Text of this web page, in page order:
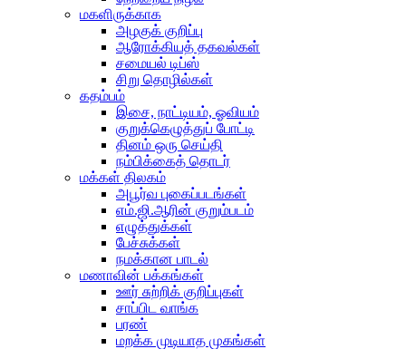
மகளிருக்காக
அழகுக் குறிப்பு
ஆரோக்கியத் தகவல்கள்
சமையல் டிப்ஸ்
சிறு தொழில்கள்
கதம்பம்
இசை, நாட்டியம், ஓவியம்
குறுக்கெழுத்துப் போட்டி
தினம் ஒரு செய்தி
நம்பிக்கைத் தொடர்
மக்கள் திலகம்
அபூர்வ புகைப்படங்கள்
எம்.ஜி.ஆரின் குறும்படம்
எழுத்துக்கள்
பேச்சுக்கள்
நமக்கான பாடல்
மணாவின் பக்கங்கள்
ஊர் சுற்றிக் குறிப்புகள்
சாப்பிட வாங்க
பரண்
மறக்க முடியாத முகங்கள்